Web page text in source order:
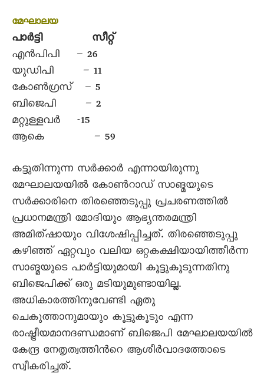
മേഘാലയ
പാര്‍ട്ടി സീറ്റ്
എന്‍പിപി – 26
യുഡിപി – 11
കോണ്‍ഗ്രസ് – 5
ബിജെപി – 2
മറ്റുള്ളവര്‍ -15
ആകെ – 59
കട്ടുതിന്നുന്ന സര്‍ക്കാര്‍ എന്നായിരുന്നു
മേഘാലയയില്‍ കോണ്‍റാഡ് സാങ്മയുടെ
സര്‍ക്കാരിനെ തിരഞ്ഞെടുപ്പു പ്രചരണത്തില്‍
പ്രധാനമന്ത്രി മോദിയും ആഭ്യന്തരമന്ത്രി
അമിത്ഷായും വിശേഷിപ്പിച്ചത്. തിരഞ്ഞെടുപ്പു
കഴിഞ്ഞ് ഏറ്റവും വലിയ ഒറ്റകക്ഷിയായിത്തീര്‍ന്ന
സാങ്മയുടെ പാര്‍ട്ടിയുമായി കൂട്ടുകൂടുന്നതിനു
ബിജെപിക്ക് ഒരു മടിയുമുണ്ടായില്ല.
അധികാരത്തിനുവേണ്ടി ഏതു
ചെകുത്താനുമായും കൂട്ടുകൂടും എന്ന
രാഷ്ട്രീയമാനദണ്ഡമാണ് ബിജെപി മേഘാലയയില്‍
കേന്ദ്ര നേതൃത്വത്തിന്‍റെ ആശീര്‍വാദത്തോടെ
സ്വീകരിച്ചത്.